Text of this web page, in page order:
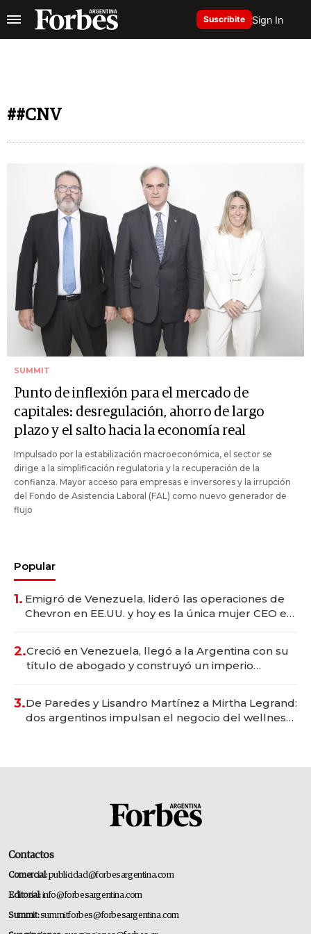
Suscribite Sign In
##CNV
SUMMIT
Punto de inflexión para el mercado de
capitales: desregulación, ahorro de largo
plazo y el salto hacia la economía real
Impulsado por la estabilización macroeconómica, el sector se
dirige a la simplificación regulatoria y la recuperación de la
confianza. Mayor acceso para empresas e inversores y la irrupción
del Fondo de Asistencia Laboral (FAL) como nuevo generador de
flujo
Popular
1. Emigró de Venezuela, lideró las operaciones de
Chevron en EE.UU. y hoy es la única mujer CEO en
2.Creció en Venezuela, llegó a la Argentina con su
título de abogado y construyó un imperio
3.De Paredes y Lisandro Martínez a Mirtha Legrand:
dos argentinos impulsan el negocio del wellness
Contactos
Comercial:publicidad@forbesargentina.com
Editorial:info@forbesargentina.com
Summit:summitforbes@forbesargentina.com